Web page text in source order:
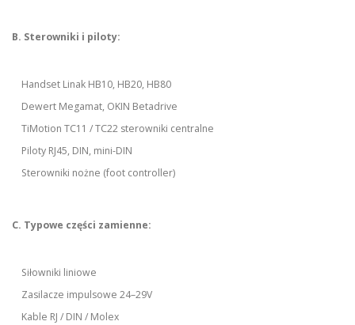
B. Sterowniki i piloty:
Handset Linak HB10, HB20, HB80
Dewert Megamat, OKIN Betadrive
TiMotion TC11 / TC22 sterowniki centralne
Piloty RJ45, DIN, mini-DIN
Sterowniki nożne (foot controller)
C. Typowe części zamienne:
Siłowniki liniowe
Zasilacze impulsowe 24–29V
Kable RJ / DIN / Molex